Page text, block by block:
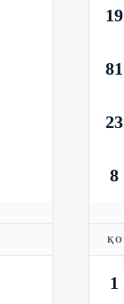
19
81
23
8
1